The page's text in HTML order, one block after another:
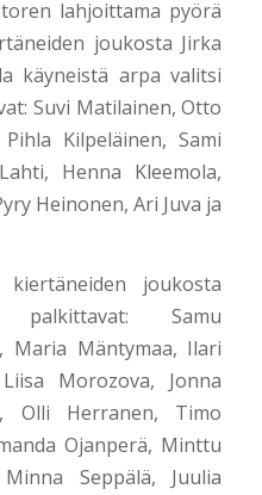
lahjoittama pyörä
joukosta Jirka
käyneistä arpa valitsi
Suvi Matilainen, Otto
Kilpeläinen, Sami
Henna Kleemola,
Heinonen, Ari Juva ja
joukosta
palkittavat: Samu
Maria Mäntymaa, Ilari
Morozova, Jonna
Olli Herranen, Timo
Ojanperä, Minttu
Seppälä, Juulia